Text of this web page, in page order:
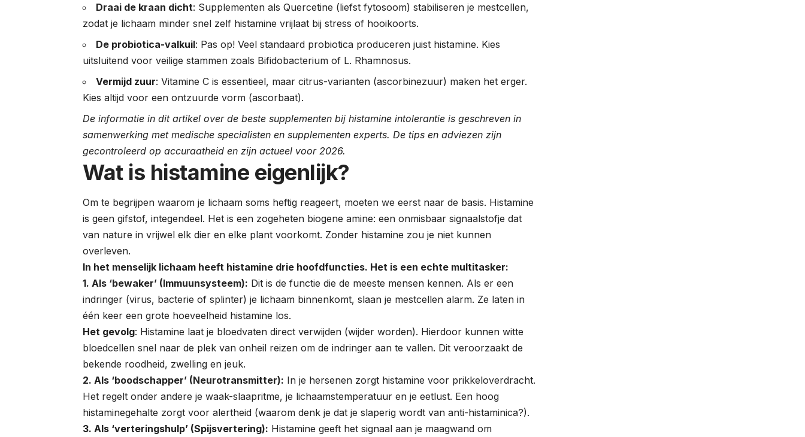
Draai de kraan dicht: Supplementen als Quercetine (liefst fytosoom) stabiliseren je mestcellen,
zodat je lichaam minder snel zelf histamine vrijlaat bij stress of hooikoorts.
De probiotica-valkuil: Pas op! Veel standaard probiotica produceren juist histamine. Kies
uitsluitend voor veilige stammen zoals Bifidobacterium of L. Rhamnosus.
Vermijd zuur: Vitamine C is essentieel, maar citrus-varianten (ascorbinezuur) maken het erger.
Kies altijd voor een ontzuurde vorm (ascorbaat).
De informatie in dit artikel over de beste supplementen bij histamine intolerantie is geschreven in
samenwerking met medische specialisten en supplementen experts. De tips en adviezen zijn
gecontroleerd op accuraatheid en zijn actueel voor 2026.
Wat is histamine eigenlijk?
Om te begrijpen waarom je lichaam soms heftig reageert, moeten we eerst naar de basis. Histamine
is geen gifstof, integendeel. Het is een zogeheten biogene amine: een onmisbaar signaalstofje dat
van nature in vrijwel elk dier en elke plant voorkomt. Zonder histamine zou je niet kunnen
overleven.
In het menselijk lichaam heeft histamine drie hoofdfuncties. Het is een echte multitasker:
1. Als ‘bewaker’ (Immuunsysteem): Dit is de functie die de meeste mensen kennen. Als er een
indringer (virus, bacterie of splinter) je lichaam binnenkomt, slaan je mestcellen alarm. Ze laten in
één keer een grote hoeveelheid histamine los.
Het gevolg: Histamine laat je bloedvaten direct verwijden (wijder worden). Hierdoor kunnen witte
bloedcellen snel naar de plek van onheil reizen om de indringer aan te vallen. Dit veroorzaakt de
bekende roodheid, zwelling en jeuk.
2. Als ‘boodschapper’ (Neurotransmitter): In je hersenen zorgt histamine voor prikkeloverdracht.
Het regelt onder andere je waak-slaapritme, je lichaamstemperatuur en je eetlust. Een hoog
histaminegehalte zorgt voor alertheid (waarom denk je dat je slaperig wordt van anti-histaminica?).
3. Als ‘verteringshulp’ (Spijsvertering): Histamine geeft het signaal aan je maagwand om